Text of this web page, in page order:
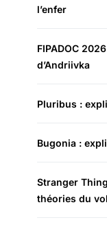
l’enfer
FIPADOC
d’Andriivka
Pluribus :
Bugonia :
Stranger
théories du